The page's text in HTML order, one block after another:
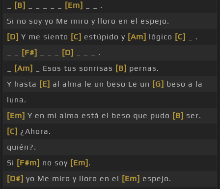
[B] [Em]
_ _ .
Si no soy yo Me miro y lloro en el espejo.
[D] Y me siento [C] estúpido y [Am] lógico [C]
_ .
[F#] [D]
_ _ _ .
[Am] _ Esos tus sonrisas [B] pernas.
Y hasta [E] al alma le un beso Le un [G] beso a la
luna.
[Em] Y en mi alma está el beso que pudo [B] ser.
[C] ¿Ahora.
quién?.
Si [F#m] no soy [Em] .
[D#] yo Me miro y lloro en el [Em] espejo.